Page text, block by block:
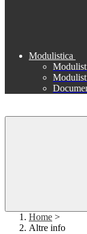
Modulistica
Home >
Altre info